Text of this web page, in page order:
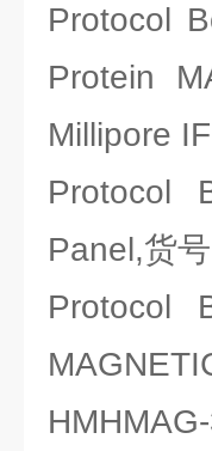
Protocol
Protein
Millipore
Protocol
Panel,货
Protocol